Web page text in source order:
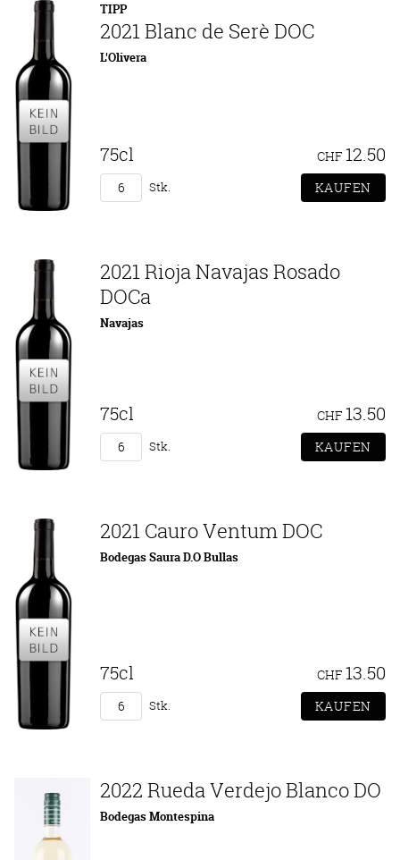
TIPP
2021 Blanc de Serè DOC
L'Olivera
75cl CHF 12.50
Stk.
2021 Rioja Navajas Rosado
DOCa
Navajas
75cl CHF 13.50
Stk.
2021 Cauro Ventum DOC
Bodegas Saura D.O Bullas
75cl CHF 13.50
Stk.
2022 Rueda Verdejo Blanco DO
Bodegas Montespina